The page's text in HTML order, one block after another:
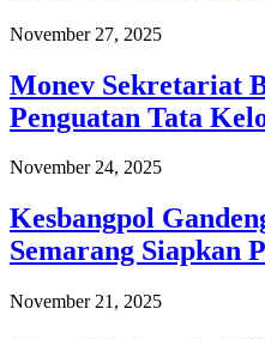
November 27, 2025
Monev Sekretariat
Penguatan Tata
November 24, 2025
Kesbangpol
Semarang Siapkan
November 21, 2025